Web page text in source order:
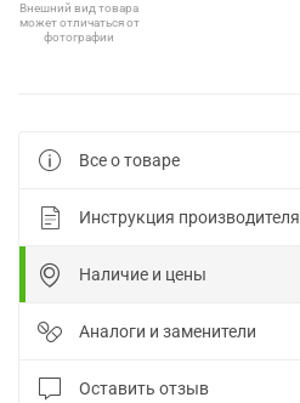
Внешний вид товара
может отличаться от
фотографии
Все о товаре
Инструкция производителя
Наличие и цены
Аналоги и заменители
Оставить отзыв